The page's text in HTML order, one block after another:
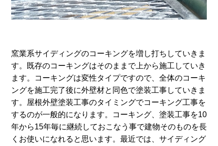
窯業系サイディングのコーキングを増し打ちしていきま
す。既存のコーキングはそのままで上から施工していき
ます。コーキングは変性タイプですので、全体のコーキ
ングを施工完了後に外壁材と同色で塗装工事していきま
す。屋根外壁塗装工事のタイミングでコーキング工事を
するのが一般的になります。コーキング、塗装工事を10
年から15年毎に継続しておこなう事で建物そのものを長
くお使いになれると思います。最近では、サイディング